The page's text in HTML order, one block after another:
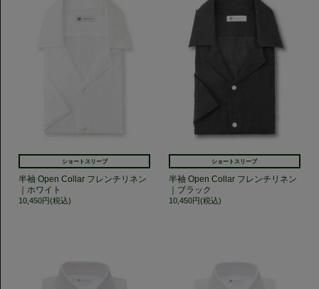
ショートスリーブ
半袖 Open Collar フレンチリネン
｜ホワイト
10,450円(税込)
ショートスリーブ
半袖 Open Collar フレンチリネン
｜ブラック
10,450円(税込)